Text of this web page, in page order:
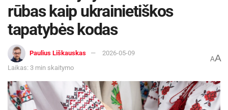
rūbas kaip ukrainietiškos
tapatybės kodas
Paulius Liškauskas
2026-05-09
Laikas: 3 min skaitymo
AA